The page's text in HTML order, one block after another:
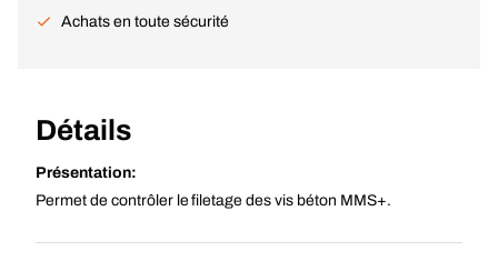
Achats en toute sécurité
Détails
Présentation:
Permet de contrôler le filetage des vis béton MMS+.